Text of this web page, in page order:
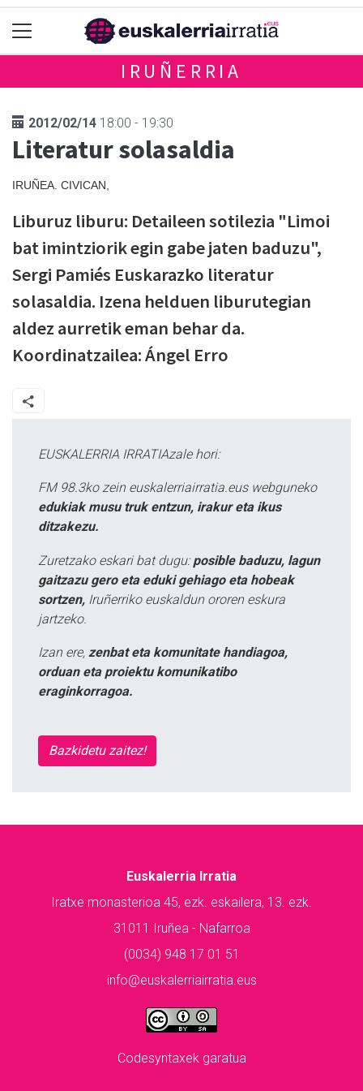
IRUÑERRIA
2012/02/14 18:00 - 19:30
Literatur solasaldia
IRUÑEA. CIVICAN,
Liburuz liburu: Detaileen sotilezia "Limoi
bat imintziorik egin gabe jaten baduzu",
Sergi Pamiés Euskarazko literatur
solasaldia. Izena helduen liburutegian
aldez aurretik eman behar da.
Koordinatzailea: Ángel Erro
EUSKALERRIA IRRATIAzale hori:
FM 98.3ko zein euskalerriairratia.eus webguneko
edukiak musu truk entzun, irakur eta ikus
ditzakezu.
Zuretzako eskari bat dugu: posible baduzu, lagun
gaitzazu gero eta eduki gehiago eta hobeak
sortzen, Iruñerriko euskaldun ororen eskura
jartzeko.
Izan ere, zenbat eta komunitate handiagoa,
orduan eta proiektu komunikatibo
eraginkorragoa.
Bazkidetu zaitez!
Euskalerria Irratia
Iratxe monasterioa 45, ezk. eskailera, 13. ezk.
31011 Iruñea - Nafarroa
(0034) 948 17 01 51
info@euskalerriairratia.eus
Codesyntaxek garatua